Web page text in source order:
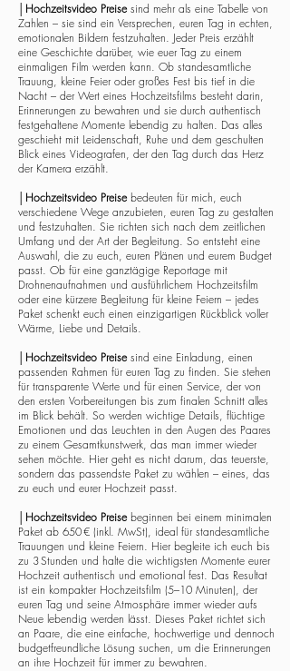
Hochzeitsvideo Preisesind mehr als eine Tabelle von
Zahlen – sie sind ein Versprechen, euren Tag in echten,
emotionalen Bildern festzuhalten. Jeder Preis erzählt
eine Geschichte darüber, wie euer Tag zu einem
einmaligen Film werden kann. Ob standesamtliche
Trauung, kleine Feier oder großes Fest bis tief in die
Nacht – der Wert eines Hochzeitsfilms besteht darin,
Erinnerungen zu bewahren und sie durch authentisch
festgehaltene Momente lebendig zu halten. Das alles
geschieht mit Leidenschaft, Ruhe und dem geschulten
Blick eines Videografen, der den Tag durch das Herz
der Kamera erzählt.
Hochzeitsvideo Preisebedeuten für mich, euch
verschiedene Wege anzubieten, euren Tag zu gestalten
und festzuhalten. Sie richten sich nach dem zeitlichen
Umfang und der Art der Begleitung. So entsteht eine
Auswahl, die zu euch, euren Plänen und eurem Budget
passt. Ob für eine ganztägige Reportage mit
Drohnenaufnahmen und ausführlichem Hochzeitsfilm
oder eine kürzere Begleitung für kleine Feiern – jedes
Paket schenkt euch einen einzigartigen Rückblick voller
Wärme, Liebe und Details.
Hochzeitsvideo Preisesind eine Einladung, einen
passenden Rahmen für euren Tag zu finden. Sie stehen
für transparente Werte und für einen Service, der von
den ersten Vorbereitungen bis zum finalen Schnitt alles
im Blick behält. So werden wichtige Details, flüchtige
Emotionen und das Leuchten in den Augen des Paares
zu einem Gesamtkunstwerk, das man immer wieder
sehen möchte. Hier geht es nicht darum, das teuerste,
sondern das passendste Paket zu wählen – eines, das
zu euch und eurer Hochzeit passt.
Hochzeitsvideo Preisebeginnen bei einem minimalen
Paket ab 650 € (inkl. MwSt), ideal für standesamtliche
Trauungen und kleine Feiern. Hier begleite ich euch bis
zu 3 Stunden und halte die wichtigsten Momente eurer
Hochzeit authentisch und emotional fest. Das Resultat
ist ein kompakter Hochzeitsfilm (5–10 Minuten), der
euren Tag und seine Atmosphäre immer wieder aufs
Neue lebendig werden lässt. Dieses Paket richtet sich
an Paare, die eine einfache, hochwertige und dennoch
budgetfreundliche Lösung suchen, um die Erinnerungen
an ihre Hochzeit für immer zu bewahren.